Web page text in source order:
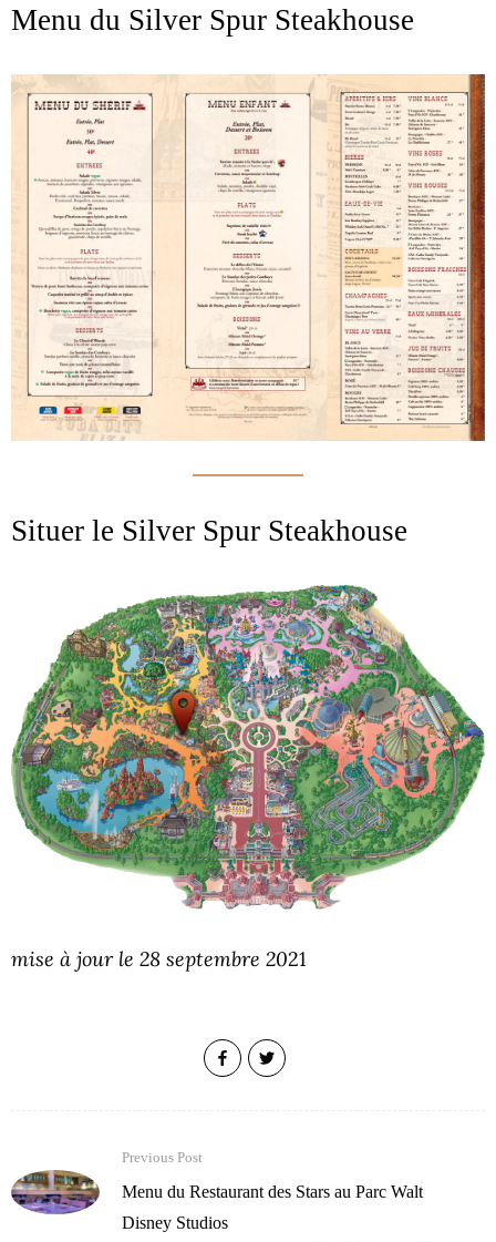
Menu du Silver Spur Steakhouse
Situer le Silver Spur Steakhouse
mise à jour le 28 septembre 2021
Previous Post
Menu du Restaurant des Stars au Parc Walt
Disney Studios